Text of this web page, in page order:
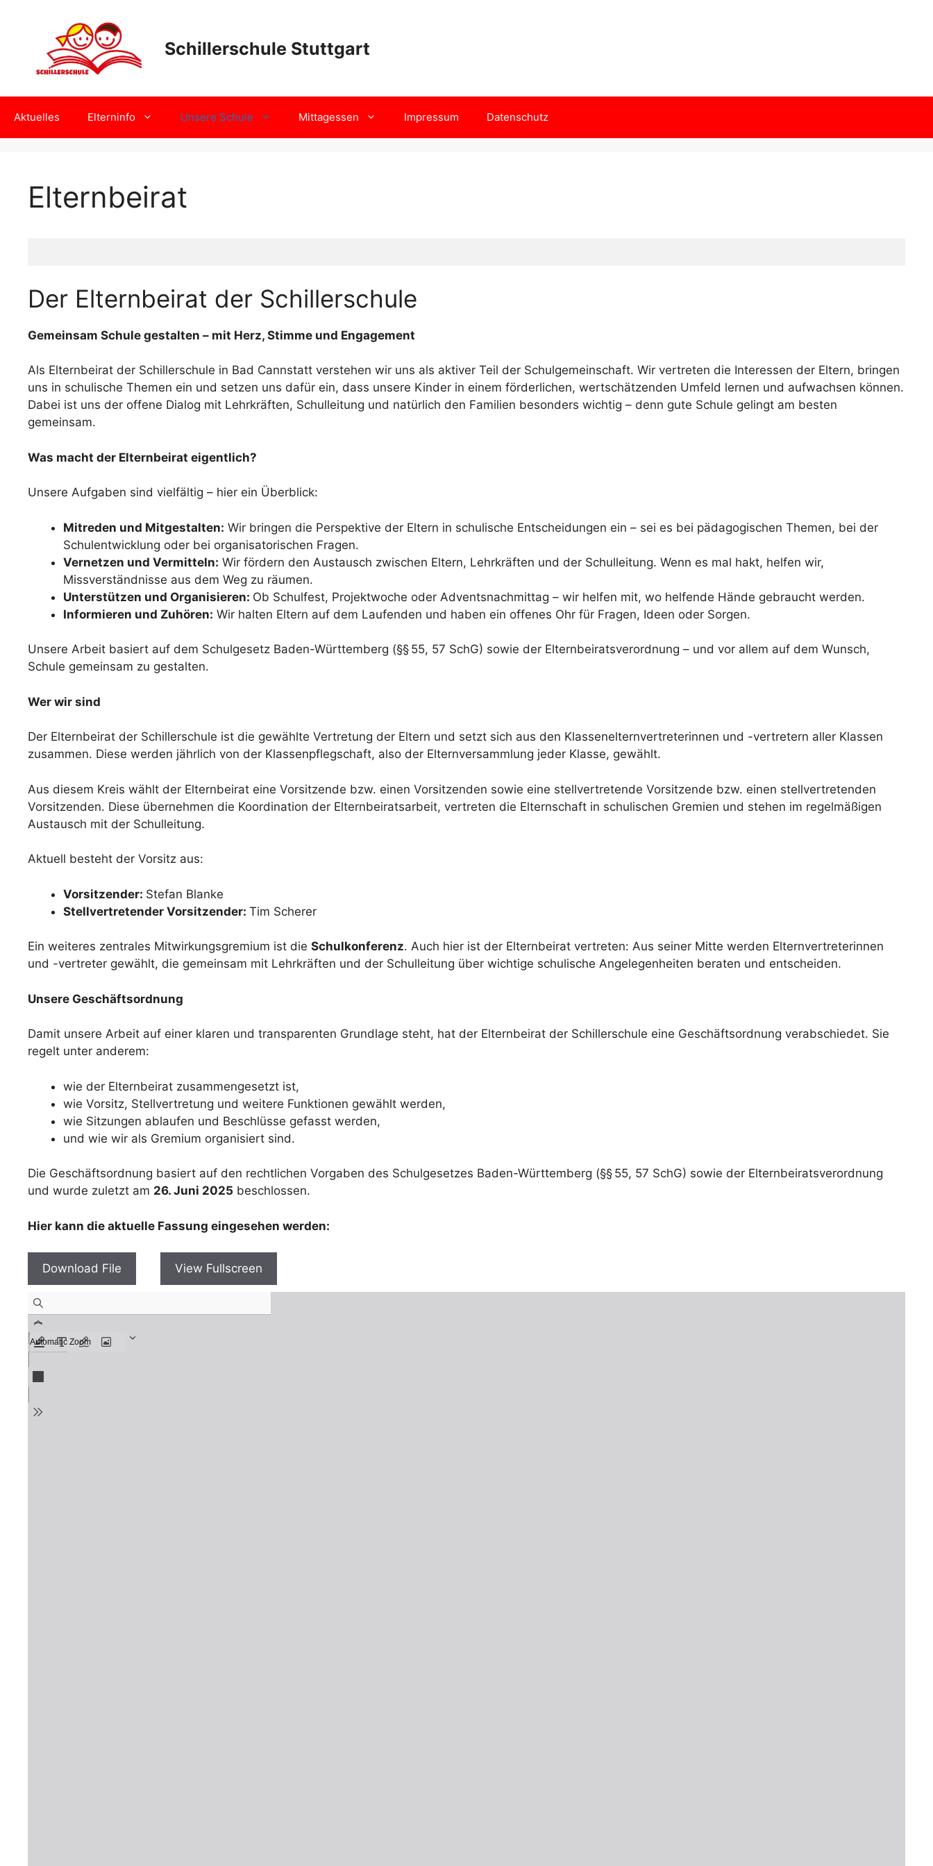
Schillerschule Stuttgart
Aktuelles Elterninfo Unsere Schule Mittagessen Impressum Datenschutz
Elternbeirat
Der Elternbeirat der Schillerschule
Gemeinsam Schule gestalten – mit Herz, Stimme und Engagement
Als Elternbeirat der Schillerschule in Bad Cannstatt verstehen wir uns als aktiver Teil der Schulgemeinschaft. Wir vertreten die Interessen der Eltern, bringen
uns in schulische Themen ein und setzen uns dafür ein, dass unsere Kinder in einem förderlichen, wertschätzenden Umfeld lernen und aufwachsen können.
Dabei ist uns der offene Dialog mit Lehrkräften, Schulleitung und natürlich den Familien besonders wichtig – denn gute Schule gelingt am besten
gemeinsam.
Was macht der Elternbeirat eigentlich?
Unsere Aufgaben sind vielfältig – hier ein Überblick:
Mitreden und Mitgestalten: Wir bringen die Perspektive der Eltern in schulische Entscheidungen ein – sei es bei pädagogischen Themen, bei der
Schulentwicklung oder bei organisatorischen Fragen.
Vernetzen und Vermitteln: Wir fördern den Austausch zwischen Eltern, Lehrkräften und der Schulleitung. Wenn es mal hakt, helfen wir,
Missverständnisse aus dem Weg zu räumen.
Unterstützen und Organisieren: Ob Schulfest, Projektwoche oder Adventsnachmittag – wir helfen mit, wo helfende Hände gebraucht werden.
Informieren und Zuhören: Wir halten Eltern auf dem Laufenden und haben ein offenes Ohr für Fragen, Ideen oder Sorgen.
Unsere Arbeit basiert auf dem Schulgesetz Baden-Württemberg (§§ 55, 57 SchG) sowie der Elternbeiratsverordnung – und vor allem auf dem Wunsch,
Schule gemeinsam zu gestalten.
Wer wir sind
Der Elternbeirat der Schillerschule ist die gewählte Vertretung der Eltern und setzt sich aus den Klassenelternvertreterinnen und -vertretern aller Klassen
zusammen. Diese werden jährlich von der Klassenpflegschaft, also der Elternversammlung jeder Klasse, gewählt.
Aus diesem Kreis wählt der Elternbeirat eine Vorsitzende bzw. einen Vorsitzenden sowie eine stellvertretende Vorsitzende bzw. einen stellvertretenden
Vorsitzenden. Diese übernehmen die Koordination der Elternbeiratsarbeit, vertreten die Elternschaft in schulischen Gremien und stehen im regelmäßigen
Austausch mit der Schulleitung.
Aktuell besteht der Vorsitz aus:
Vorsitzender: Stefan Blanke
Stellvertretender Vorsitzender: Tim Scherer
Ein weiteres zentrales Mitwirkungsgremium ist die Schulkonferenz. Auch hier ist der Elternbeirat vertreten: Aus seiner Mitte werden Elternvertreterinnen
und -vertreter gewählt, die gemeinsam mit Lehrkräften und der Schulleitung über wichtige schulische Angelegenheiten beraten und entscheiden.
Unsere Geschäftsordnung
Damit unsere Arbeit auf einer klaren und transparenten Grundlage steht, hat der Elternbeirat der Schillerschule eine Geschäftsordnung verabschiedet. Sie
regelt unter anderem:
wie der Elternbeirat zusammengesetzt ist,
wie Vorsitz, Stellvertretung und weitere Funktionen gewählt werden,
wie Sitzungen ablaufen und Beschlüsse gefasst werden,
und wie wir als Gremium organisiert sind.
Die Geschäftsordnung basiert auf den rechtlichen Vorgaben des Schulgesetzes Baden-Württemberg (§§ 55, 57 SchG) sowie der Elternbeiratsverordnung
und wurde zuletzt am 26. Juni 2025 beschlossen.
Hier kann die aktuelle Fassung eingesehen werden:
Download File View Fullscreen